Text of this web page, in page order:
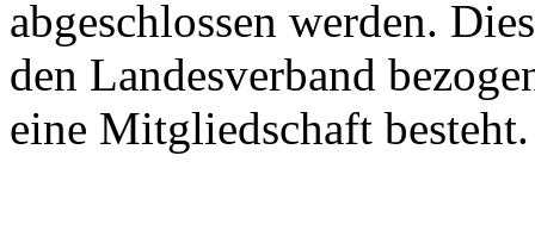
abgeschlossen werden.